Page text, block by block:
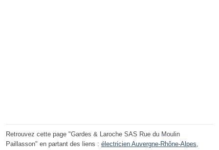
Retrouvez cette page "Gardes & Laroche SAS Rue du Moulin
Paillasson" en partant des liens : électricien Auvergne-Rhône-Alpes,